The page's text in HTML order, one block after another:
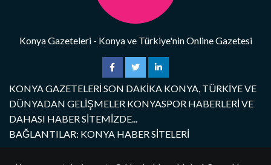
Konya Gazeteleri - Konya ve Türkiye'nin Online Gazetesi
KONYA GAZETELERİ SON DAKİKA KONYA, TÜRKİYE VE
DÜNYADAN GELİŞMELER KONYASPOR HABERLERİ VE
DAHASI HABER SİTEMİZDE...
BAĞLANTILAR: KONYA HABER SİTELERİ